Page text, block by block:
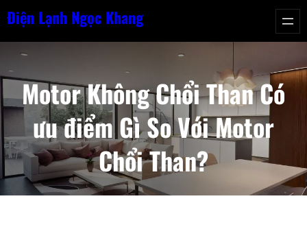
Chuyển
nội
dung
Điện Lạnh Ngọc Khang
Motor Không Chổi Than Có
ưu điểm Gì So Với Motor
Chổi Than?